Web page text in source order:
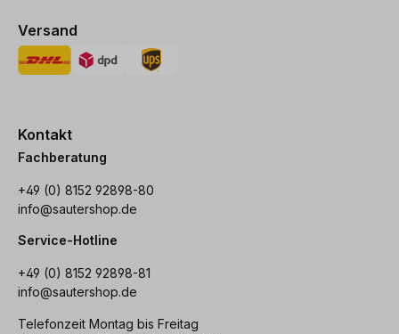
Versand
Kontakt
Fachberatung
+49 (0) 8152 92898-80
info@sautershop.de
Service-Hotline
+49 (0) 8152 92898-81
info@sautershop.de
Telefonzeit Montag bis Freitag